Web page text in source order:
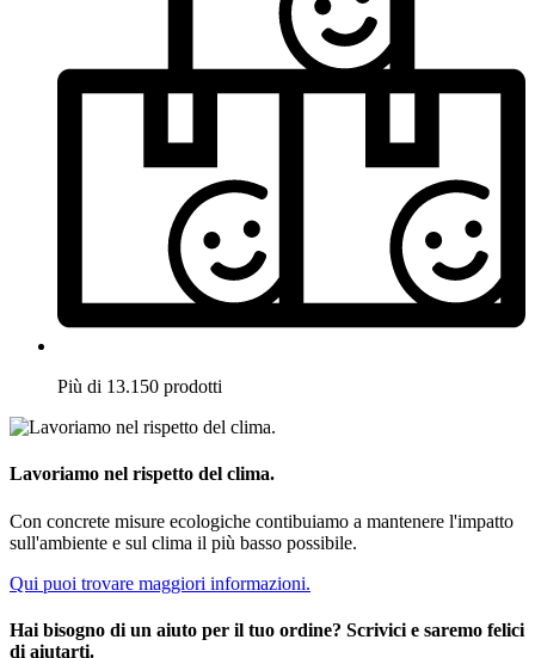
Più di 13.150 prodotti
Lavoriamo nel rispetto del clima.
Con concrete misure ecologiche contibuiamo a mantenere l'impatto
sull'ambiente e sul clima il più basso possibile.
Qui puoi trovare maggiori informazioni.
Hai bisogno di un aiuto per il tuo ordine? Scrivici e saremo felici
di aiutarti.